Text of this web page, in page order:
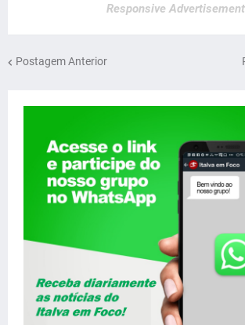
Responsive Advertisement
Postagem Anterior